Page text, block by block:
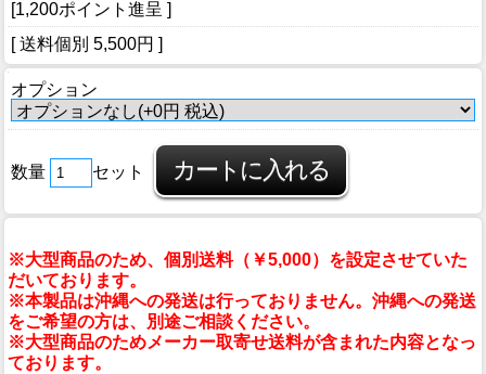
[1,200ポイント進呈 ]
[ 送料個別 5,500円 ]
オプション
数量 セット
※大型商品のため、個別送料（￥5,000）を設定させていた
だいております。
※本製品は沖縄への発送は行っておりません。沖縄への発送
をご希望の方は、別途ご相談ください。
※大型商品のためメーカー取寄せ送料が含まれた内容となっ
ております。